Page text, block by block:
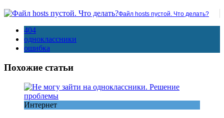
Файл hosts пустой. Что делать?
404
одноклассники
ошибка
Похожие статьи
Интернет